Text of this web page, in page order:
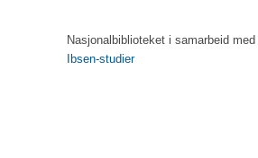
Nasjonalbiblioteket i samarbeid med
Ibsen-studier